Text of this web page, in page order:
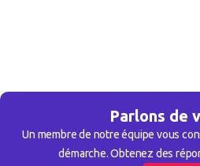
Parlons de
Un membre de notre équipe vous
démarche. Obtenez des